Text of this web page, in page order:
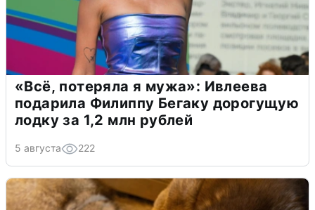
«Всё, потеряла я мужа»: Ивлеева
подарила Филиппу Бегаку дорогущую
лодку за 1,2 млн рублей
5 августа 222